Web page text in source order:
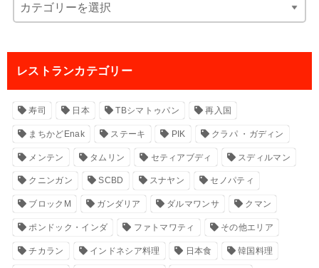
レストランカテゴリー
寿司 日本 TBシマトゥパン 再入国
まちかどEnak ステーキ PIK クラパ ・ガディン
メンテン タムリン セティアブディ スディルマン
クニンガン SCBD スナヤン セノパティ
ブロックM ガンダリア ダルマワンサ クマン
ポンドック・インダ ファトマワティ その他エリア
チカラン インドネシア料理 日本食 韓国料理